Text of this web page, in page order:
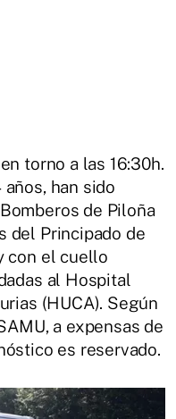
torno a las 16:30h.
han sido
de Piloña
del Principado de
con el cuello
al Hospital
(HUCA). Según
a expensas de
es reservado.